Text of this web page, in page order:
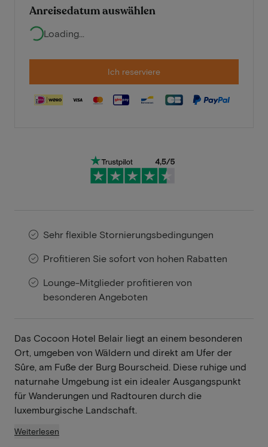
Anreisedatum auswählen
Loading...
Ich reserviere
Sehr flexible Stornierungsbedingungen
Profitieren Sie sofort von hohen Rabatten
Lounge-Mitglieder profitieren von
besonderen Angeboten
Das Cocoon Hotel Belair liegt an einem besonderen
Ort, umgeben von Wäldern und direkt am Ufer der
Sûre, am Fuße der Burg Bourscheid. Diese ruhige und
naturnahe Umgebung ist ein idealer Ausgangspunkt
für Wanderungen und Radtouren durch die
luxemburgische Landschaft.
Weiterlesen